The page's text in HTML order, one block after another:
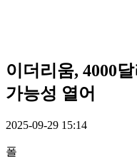
이더리움, 4000
가능성 열어
2025-09-29 15:14
폴